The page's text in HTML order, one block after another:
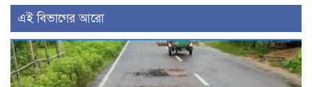
এই বিভাগের আরো